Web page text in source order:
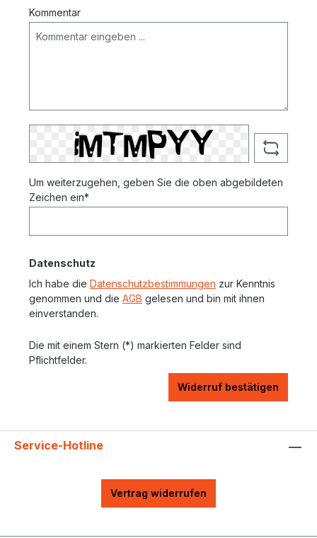
Kommentar
Um weiterzugehen, geben Sie die oben abgebildeten
Zeichen ein*
Datenschutz
Ich habe die Datenschutzbestimmungen zur Kenntnis
genommen und die AGB gelesen und bin mit ihnen
einverstanden.
Die mit einem Stern (*) markierten Felder sind
Pflichtfelder.
Widerruf bestätigen
Service-Hotline
Vertrag widerrufen